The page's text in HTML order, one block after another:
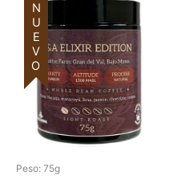
NUEVO
Peso: 75g